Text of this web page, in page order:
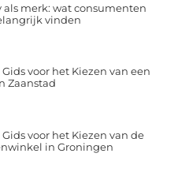
als merk: wat consumenten
vinden
voor het Kiezen van een
Zaanstad
voor het Kiezen van de
in Groningen